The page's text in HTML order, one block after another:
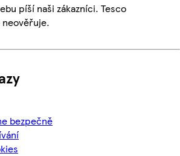
píší naši zákazníci. Tesco
bezpečně